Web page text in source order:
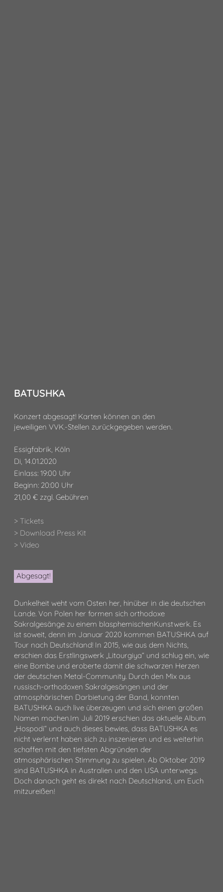
BATUSHKA
Konzert abgesagt! Karten können an den
jeweiligen VVK.-Stellen zurückgegeben werden.
Essigfabrik, Köln
Di, 14.01.2020
Einlass: 19:00 Uhr
Beginn: 20:00 Uhr
21,00 € zzgl. Gebühren
> Tickets
> Download Press Kit
> Video
Abgesagt!
Dunkelheit weht vom Osten her, hinüber in die deutschen
Lande. Von Polen her formen sich orthodoxe
Sakralgesänge zu einem blasphemischenKunstwerk. Es
ist soweit, denn im Januar 2020 kommen BATUSHKA auf
Tour nach Deutschland! In 2015, wie aus dem Nichts,
erschien das Erstlingswerk „Litourgiya“ und schlug ein, wie
eine Bombe und eroberte damit die schwarzen Herzen
der deutschen Metal-Community. Durch den Mix aus
russisch-orthodoxen Sakralgesängen und der
atmosphärischen Darbietung der Band, konnten
BATUSHKA auch live überzeugen und sich einen großen
Namen machen.Im Juli 2019 erschien das aktuelle Album
„Hospodi“ und auch dieses bewies, dass BATUSHKA es
nicht verlernt haben sich zu inszenieren und es weiterhin
schaffen mit den tiefsten Abgründen der
atmosphärischen Stimmung zu spielen. Ab Oktober 2019
sind BATUSHKA in Australien und den USA unterwegs.
Doch danach geht es direkt nach Deutschland, um Euch
mitzureißen!